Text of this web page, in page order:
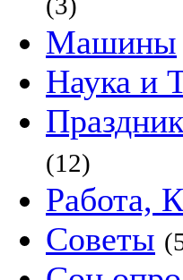
Машины
Наука и
(12)
Работа,
Советы